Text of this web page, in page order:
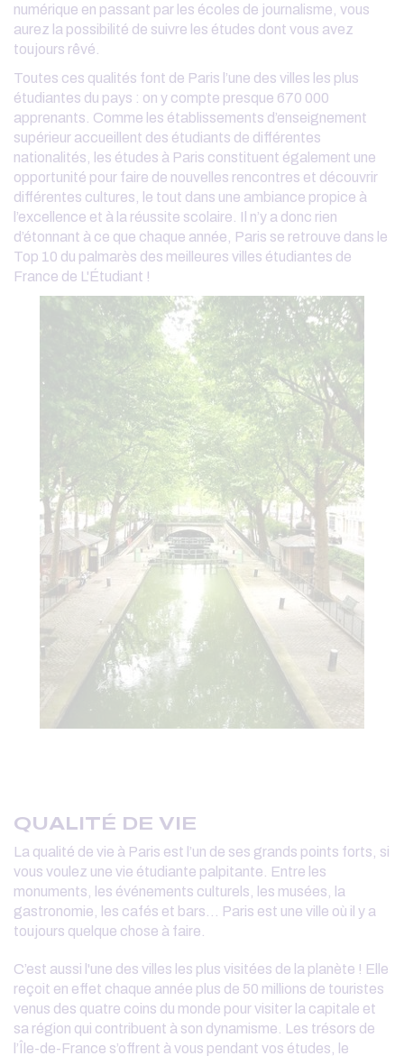
numérique en passant par les écoles de journalisme, vous
aurez la possibilité de suivre les études dont vous avez
toujours rêvé.
Toutes ces qualités font de Paris l’une des villes les plus
étudiantes du pays : on y compte presque 670 000
apprenants. Comme les établissements d’enseignement
supérieur accueillent des étudiants de différentes
nationalités, les études à Paris constituent également une
opportunité pour faire de nouvelles rencontres et découvrir
différentes cultures, le tout dans une ambiance propice à
l’excellence et à la réussite scolaire. Il n’y a donc rien
d’étonnant à ce que chaque année, Paris se retrouve dans le
Top 10 du palmarès des meilleures villes étudiantes de
France de L'Étudiant !
QUALITÉ DE VIE
La qualité de vie à Paris est l’un de ses grands points forts, si
vous voulez une vie étudiante palpitante. Entre les
monuments, les événements culturels, les musées, la
gastronomie, les cafés et bars… Paris est une ville où il y a
toujours quelque chose à faire.
C’est aussi l'une des villes les plus visitées de la planète ! Elle
reçoit en effet chaque année plus de 50 millions de touristes
venus des quatre coins du monde pour visiter la capitale et
sa région qui contribuent à son dynamisme. Les trésors de
l’Île-de-France s’offrent à vous pendant vos études, le